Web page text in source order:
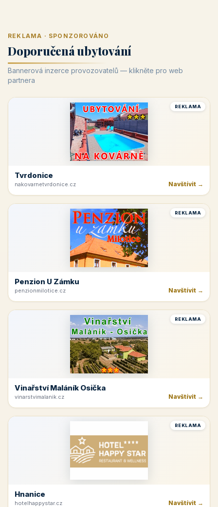
REKLAMA · SPONZOROVÁNO
Doporučená ubytování
Bannerová inzerce provozovatelů — klikněte pro web
partnera
REKLAMA
Tvrdonice
nakovarnetvrdonice.cz Navštívit →
REKLAMA
Penzion U Zámku
penzionmilotice.cz Navštívit →
REKLAMA
Vinařství Maláník Osička
vinarstvimalanik.cz Navštívit →
REKLAMA
Hnanice
hotelhappystar.cz Navštívit →